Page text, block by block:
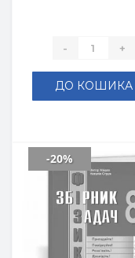
- +
ДО КОШИКА
-20%